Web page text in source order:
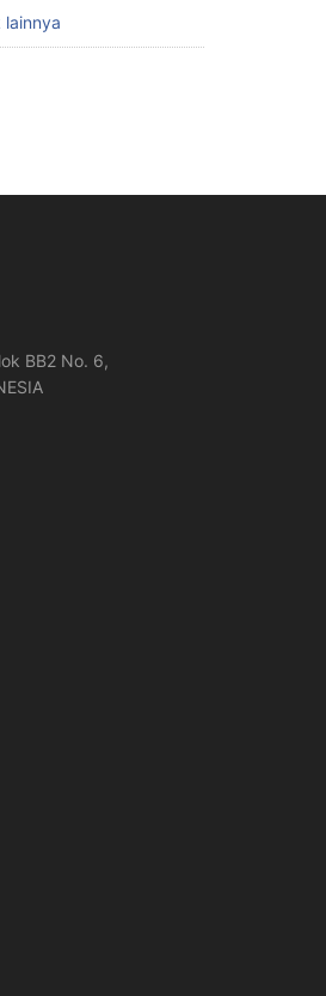
lainnya
BB2 No. 6,